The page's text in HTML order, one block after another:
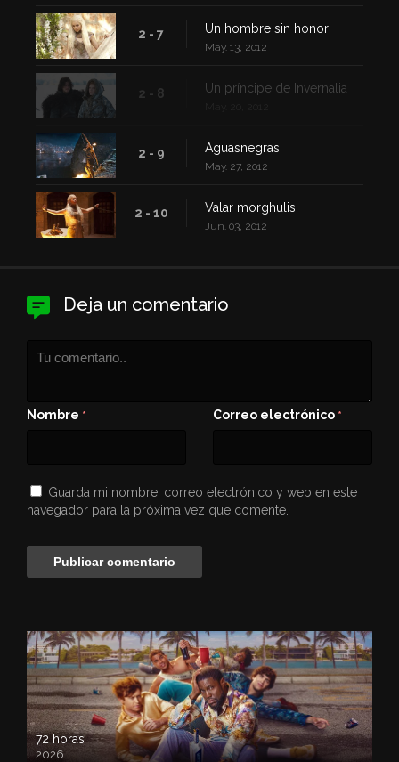
2 - 7 Un hombre sin honor
May. 13, 2012
2 - 8 Un príncipe de Invernalia
2 - 9 Aguasnegras
May. 27, 2012
2 - 10 Valar morghulis
Jun. 03, 2012
Deja un comentario
Nombre * Correo electrónico *
Guarda mi nombre, correo electrónico y web en este
navegador para la próxima vez que comente.
72 horas
2026